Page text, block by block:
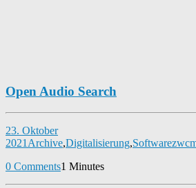
Open Audio Search
23. Oktober
2021 Archive,Digitalisierung,Software
0 Comments1 Minutes